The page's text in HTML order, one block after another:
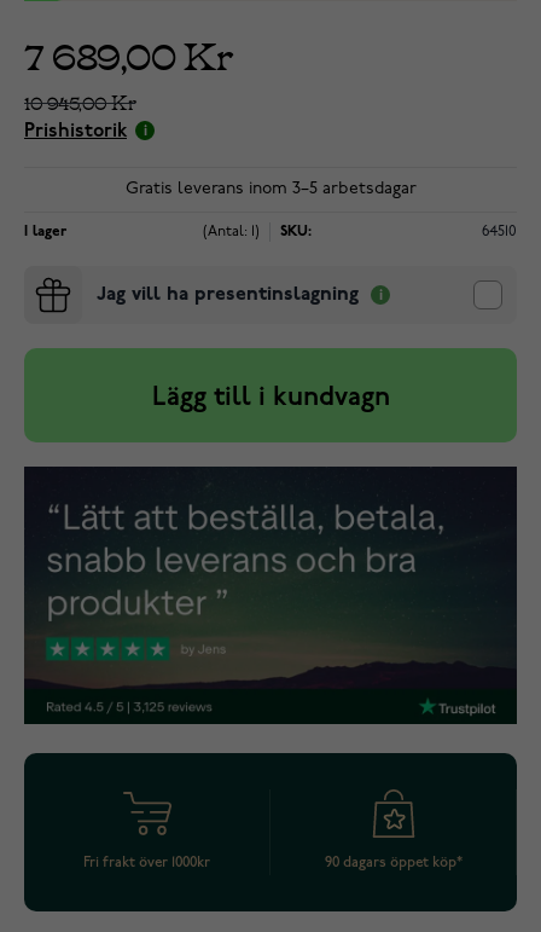
7 689,00 Kr
10 945,00 Kr
Prishistorik
Gratis leverans inom 3–5 arbetsdagar
I lager (Antal: 1) SKU: 64510
Jag vill ha presentinslagning
Lägg till i kundvagn
Fri frakt över 1000kr 90 dagars öppet köp*